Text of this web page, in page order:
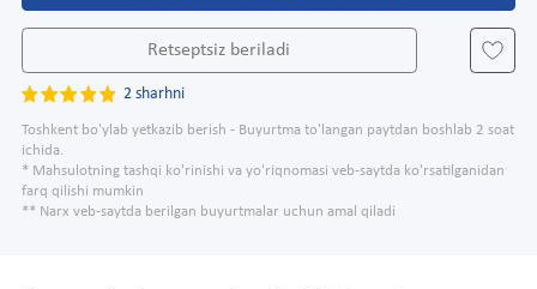
Retseptsiz beriladi
2 sharhni
Toshkent bo'ylab yetkazib berish - Buyurtma to'langan paytdan boshlab 2 soat
ichida.
* Mahsulotning tashqi ko'rinishi va yo'riqnomasi veb-saytda ko'rsatilganidan
farq qilishi mumkin
** Narx veb-saytda berilgan buyurtmalar uchun amal qiladi